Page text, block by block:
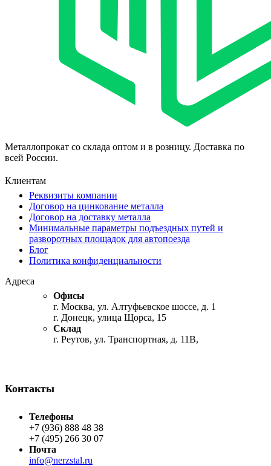
Металлопрокат со склада оптом и в розницу. Доставка по
всей России.
Клиентам
Реквизиты компании
Договор на цинкование металла
Договор на доставку металла
Минимальные параметры подъездных путей и
разворотных площадок для автопоезда
Блог
Политика конфиденциальности
Адреса
Офисы
г. Москва, ул. Алтуфьевское шоссе, д. 1
г. Донецк, улица Щорса, 15
Склад
г. Реутов, ул. Транспортная, д. 11В,
Контакты
Телефоны
+7 (936) 888 48 38
+7 (495) 266 30 07
Почта
info@nerzstal.ru